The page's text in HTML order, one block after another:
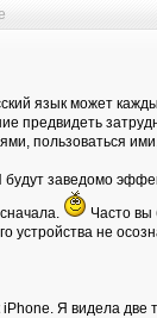
язык может
предвидеть
пользоваться
заведомо
Часто вы
устройства не
Я видела